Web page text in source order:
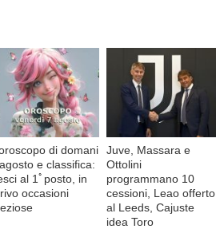
di domani
e classifica:
al 1ﾟposto, in
occasioni
Juve, Massara e
Ottolini
programmano 10
cessioni, Leao offerto
al Leeds, Cajuste
idea Toro